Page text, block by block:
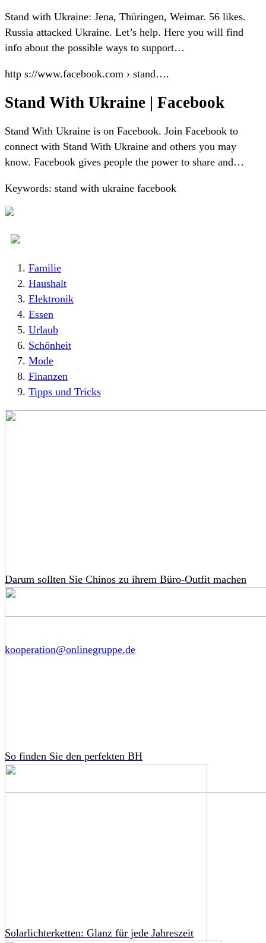
Stand with Ukraine: Jena, Thüringen, Weimar. 56 likes.
Russia attacked Ukraine. Let’s help. Here you will find
info about the possible ways to support…
http s://www.facebook.com › stand….
Stand With Ukraine | Facebook
Stand With Ukraine is on Facebook. Join Facebook to
connect with Stand With Ukraine and others you may
know. Facebook gives people the power to share and…
Keywords: stand with ukraine facebook
Familie
Haushalt
Elektronik
Essen
Urlaub
Schönheit
Mode
Finanzen
Tipps und Tricks
Darum sollten Sie Chinos zu ihrem Büro-Outfit machen
So finden Sie den perfekten BH
Solarlichterketten: Glanz für jede Jahreszeit
kooperation@onlinegruppe.de